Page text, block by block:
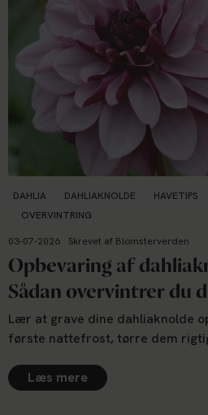
DAHLIA DAHLIAKNOLDE HAVETIPS
OVERVINTRING
03-07-2026
Skrevet af Blomsterverden
Opbevaring af
Sådan overvintrer du
georginer sikkert
Lær at grave dine dahliaknolde
første nattefrost, tørre dem
de typiske fejl, og hvornår du kan
Læs mere